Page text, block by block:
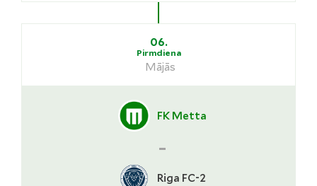
06.
Pirmdiena
Mājās
FK Metta
-
Riga FC-2